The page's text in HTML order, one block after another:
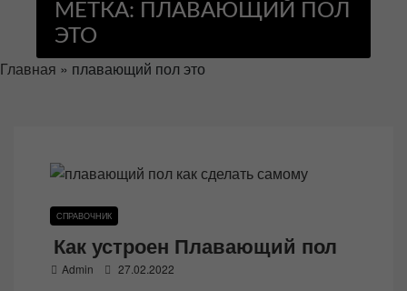
МЕТКА: ПЛАВАЮЩИЙ ПОЛ
ЭТО
Главная » плавающий пол это
СПРАВОЧНИК
Как устроен Плавающий пол
Admin 27.02.2022